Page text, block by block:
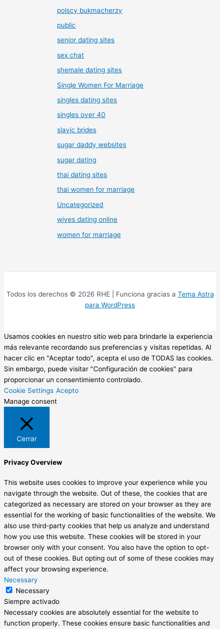
polscy bukmacherzy
public
senior dating sites
sex chat
shemale dating sites
Single Women For Marriage
singles dating sites
singles over 40
slavic brides
sugar daddy websites
sugar dating
thai dating sites
thai women for marriage
Uncategorized
wives dating online
women for marriage
Todos los derechos © 2026 RHE | Funciona gracias a Tema Astra
para WordPress
Usamos cookies en nuestro sitio web para brindarle la experiencia
más relevante recordando sus preferencias y visitas repetidas. Al
hacer clic en "Aceptar todo", acepta el uso de TODAS las cookies.
Sin embargo, puede visitar "Configuración de cookies" para
proporcionar un consentimiento controlado.
Cookie Settings Acepto
Manage consent
Cerrar
Privacy Overview
This website uses cookies to improve your experience while you
navigate through the website. Out of these, the cookies that are
categorized as necessary are stored on your browser as they are
essential for the working of basic functionalities of the website. We
also use third-party cookies that help us analyze and understand
how you use this website. These cookies will be stored in your
browser only with your consent. You also have the option to opt-
out of these cookies. But opting out of some of these cookies may
affect your browsing experience.
Necessary
Necessary
Siempre activado
Necessary cookies are absolutely essential for the website to
function properly. These cookies ensure basic functionalities and